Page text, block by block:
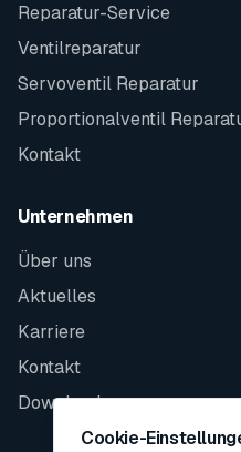
Reparatur-Service
Ventilreparatur
Servoventil Reparatur
Proportionalventil
Kontakt
Unternehmen
Über uns
Aktuelles
Karriere
Kontakt
Downloads
Cookie-